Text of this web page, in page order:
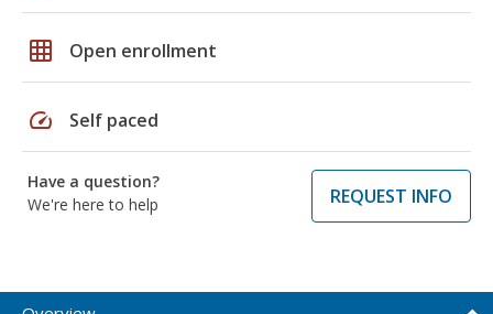
grid_on Open enrollment
speed Self paced
Have a question?
We're here to help
REQUEST INFO